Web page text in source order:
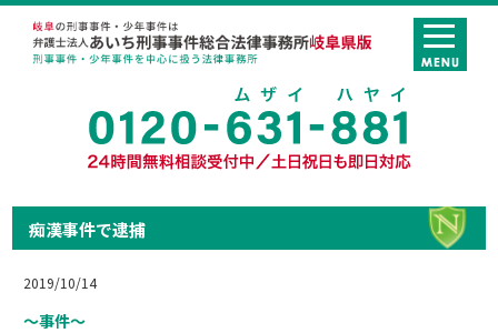
痴漢事件で逮捕
2019/10/14
～事件～